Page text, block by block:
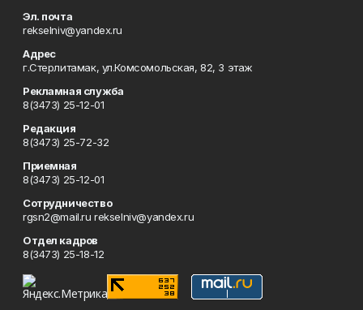
Эл. почта
rekselniv@yandex.ru
Адрес
г.Стерлитамак, ул.Комсомольская, 82, 3 этаж
Рекламная служба
8(3473) 25-12-01
Редакция
8(3473) 25-72-32
Приемная
8(3473) 25-12-01
Сотрудничество
rgsn2@mail.ru rekselniv@yandex.ru
Отдел кадров
8(3473) 25-18-12